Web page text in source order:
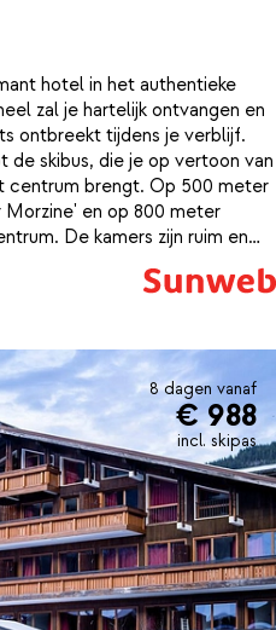
hotel in het authentieke
zal je hartelijk ontvangen en
ontbreekt tijdens je verblijf.
skibus, die je op vertoon van
centrum brengt. Op 500 meter
en op 800 meter
De kamers zijn ruim en
van Morzine. Na een dag
tot rust komen in de
8 dagen vanaf
€ 988
incl. skipas